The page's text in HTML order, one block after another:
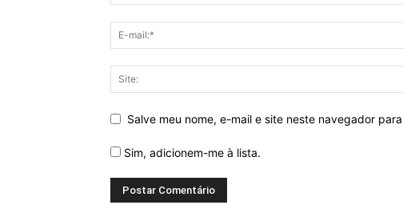
Salve meu nome, e-mail e site neste navegador
Sim, adicionem-me à lista.